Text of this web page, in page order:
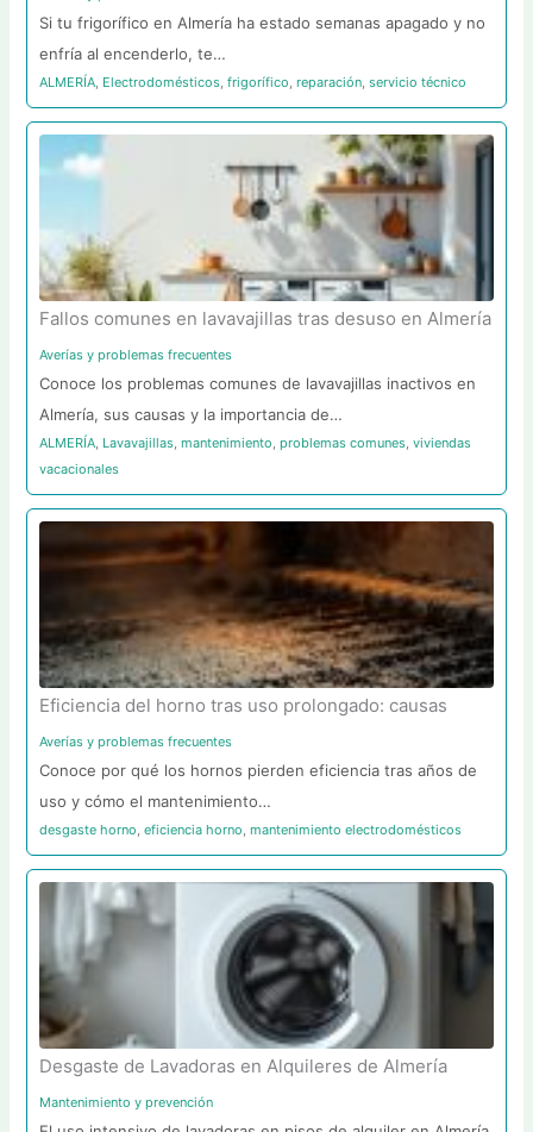
Si tu frigorífico en Almería ha estado semanas apagado y no
enfría al encenderlo, te…
ALMERÍA, Electrodomésticos,frigorífico,reparación,servicio técnico
Fallos comunes en lavavajillas tras desuso en Almería
Averías y problemas frecuentes
Conoce los problemas comunes de lavavajillas inactivos en
Almería, sus causas y la importancia de…
ALMERÍA Lavavajillas ,mantenimiento ,problemas comunes ,viviendas
vacacionales
Eficiencia del horno tras uso prolongado: causas
Averías y problemas frecuentes
Conoce por qué los hornos pierden eficiencia tras años de
uso y cómo el mantenimiento…
desgaste horno ,eficiencia horno ,mantenimiento electrodomésticos
Desgaste de Lavadoras en Alquileres de Almería
Mantenimiento y prevención